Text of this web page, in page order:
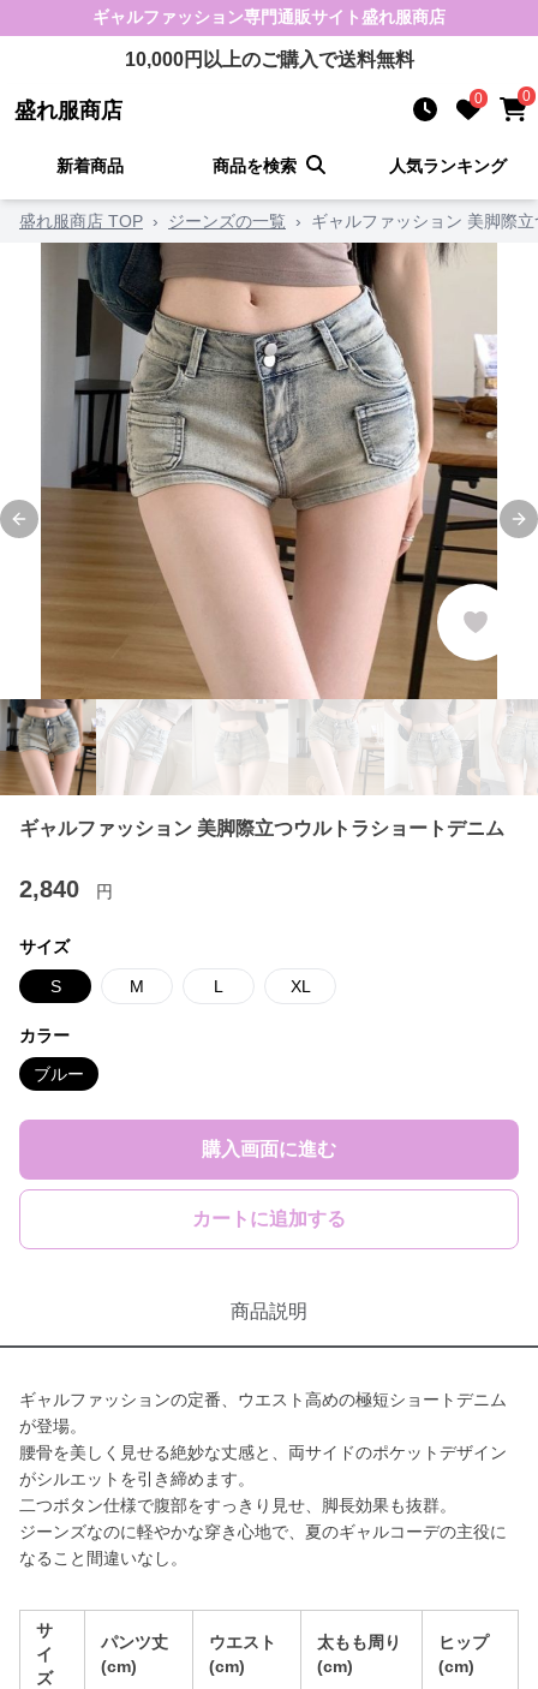
ギャルファッション専門通販サイト盛れ服商店
10,000円以上のご購入で送料無料
盛れ服商店 0 0
新着商品 商品を検索 人気ランキング
盛れ服商店 TOP › ジーンズの一覧 › ギャルファッション 美脚際
Previous slide
ギャルファッション 美脚際立つウルトラショートデニム
2,840 円
サイズ
S M L XL
カラー
ブルー
購入画面に進む
カートに追加する
商品説明
ギャルファッションの定番、ウエスト高めの極短ショートデニム
が登場。
腰骨を美しく見せる絶妙な丈感と、両サイドのポケットデザイン
がシルエットを引き締めます。
二つボタン仕様で腹部をすっきり見せ、脚長効果も抜群。
ジーンズなのに軽やかな穿き心地で、夏のギャルコーデの主役に
なること間違いなし。
サ
イ
ズ
パンツ丈
(cm)
ウエスト
(cm)
太もも周り
(cm)
ヒップ
(cm)